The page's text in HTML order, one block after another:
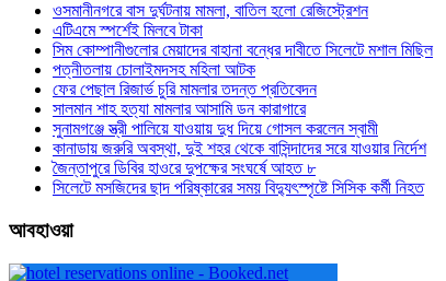
ওসমানীনগরে বাস দুর্ঘটনায় মামলা, বাতিল হলো রেজিস্ট্রেশন
এটিএমে স্পর্শেই মিলবে টাকা
সিম কোম্পানীগুলোর মেয়াদের বাহানা বন্ধের দাবীতে সিলেটে মশাল মিছিল
পত্নীতলায় চোলাইমদসহ মহিলা আটক
ফের পেছাল রিজার্ভ চুরি মামলার তদন্ত প্রতিবেদন
সালমান শাহ হত্যা মামলার আসামি ডন কারাগারে
সুনামগঞ্জে স্ত্রী পালিয়ে যাওয়ায় দুধ দিয়ে গোসল করলেন স্বামী
কানাডায় জরুরি অবস্থা, দুই শহর থেকে বাসিন্দাদের সরে যাওয়ার নির্দেশ
জৈন্তাপুরে ডিবির হাওরে দুপক্ষের সংঘর্ষে আহত ৮
সিলেটে মসজিদের ছাদ পরিষ্কারের সময় বিদ্যুৎস্পৃষ্টে সিসিক কর্মী নিহত
আবহাওয়া